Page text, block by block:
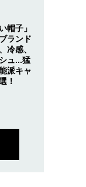
帽子」
ランド
冷感、
ュ...猛
派キャ
！